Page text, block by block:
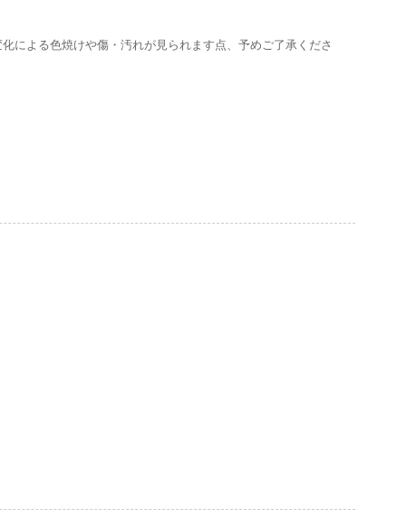
による色焼けや傷・汚れが見られます点、予めご了承くださ